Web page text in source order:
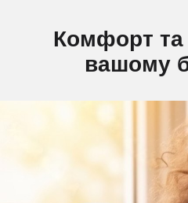
Комфорт та
вашому